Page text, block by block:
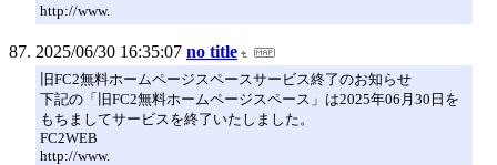
http://www.
2025/06/30 16:35:07 no title
旧FC2無料ホームページスペースサービス終了のお知らせ
下記の「旧FC2無料ホームページスペース」は2025年06月30日を
もちましてサービスを終了いたしました。
FC2WEB
http://www.